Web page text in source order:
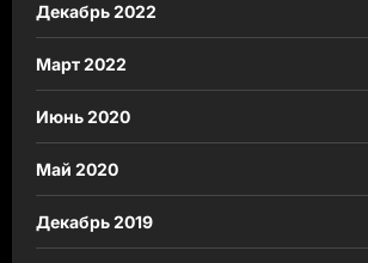
Декабрь 2022
Март 2022
Июнь 2020
Май 2020
Декабрь 2019